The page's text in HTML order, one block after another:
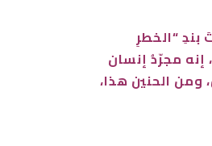
“الخطرِ
مجرّدُ إنسان
الحنين هذا،